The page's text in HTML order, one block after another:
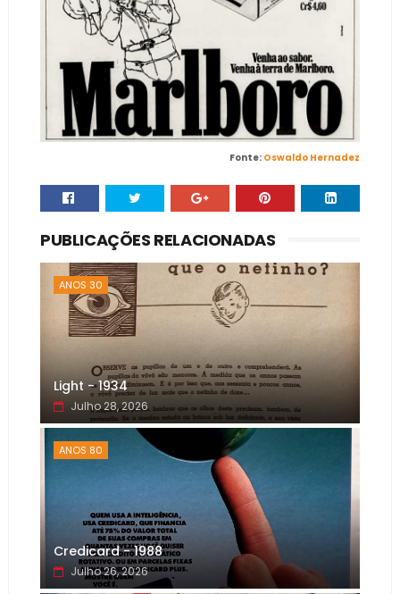
Fonte: Oswaldo Hernadez
PUBLICAÇÕES RELACIONADAS
ANOS 30
Light - 1934
Julho 28, 2026
ANOS 80
Credicard - 1988
Julho 26, 2026